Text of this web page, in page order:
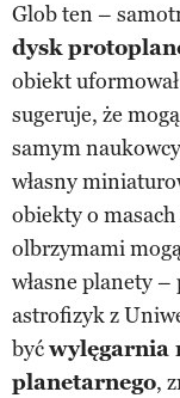
Glob ten –
dysk
obiekt
sugeruje, że
samym
własny
obiekty o
olbrzymami
własne planety –
astrofizyk z
byćwylęgarnia
planetarnego,